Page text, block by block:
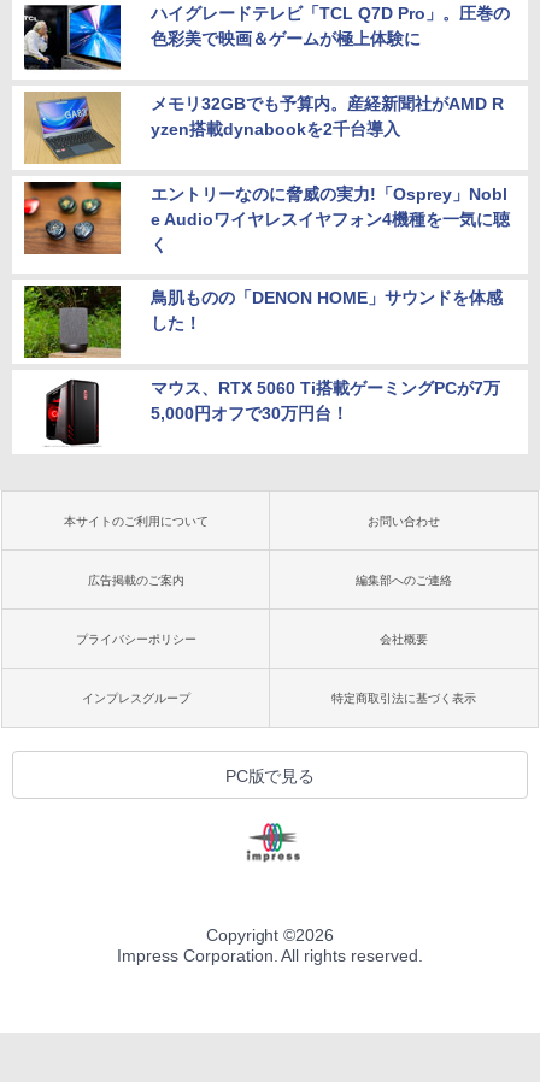
ハイグレードテレビ「TCL Q7D Pro」。圧巻の
色彩美で映画＆ゲームが極上体験に
メモリ32GBでも予算内。産経新聞社がAMD R
yzen搭載dynabookを2千台導入
エントリーなのに脅威の実力!「Osprey」Nobl
e Audioワイヤレスイヤフォン4機種を一気に聴
く
鳥肌ものの「DENON HOME」サウンドを体感
した！
マウス、RTX 5060 Ti搭載ゲーミングPCが7万
5,000円オフで30万円台！
本サイトのご利用について お問い合わせ
広告掲載のご案内 編集部へのご連絡
プライバシーポリシー 会社概要
インプレスグループ 特定商取引法に基づく表示
PC版で見る
Copyright ©2026
Impress Corporation. All rights reserved.